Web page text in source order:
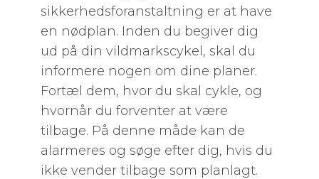
sikkerhedsforanstaltning er at have
en nødplan. Inden du begiver dig
ud på din vildmarkscykel, skal du
informere nogen om dine planer.
Fortæl dem, hvor du skal cykle, og
hvornår du forventer at være
tilbage. På denne måde kan de
alarmeres og søge efter dig, hvis du
ikke vender tilbage som planlagt.